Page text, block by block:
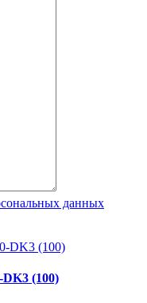
данных
(100)